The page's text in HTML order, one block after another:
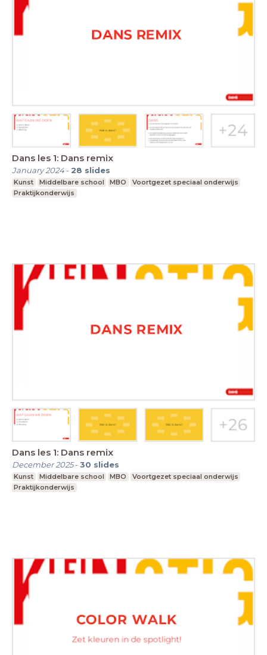
Dans les 1: Dans remix
January 2024- 28 slides
Kunst Middelbare school MBO
Voortgezet speciaal onderwijs
Praktijkonderwijs
Dans les 1: Dans remix
December 2025-30 slides
Kunst Middelbare school MBO
Voortgezet speciaal onderwijs
Praktijkonderwijs